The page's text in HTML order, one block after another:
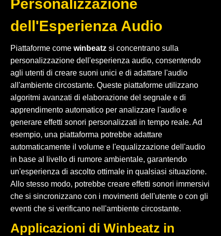
Personalizzazione
dell'Esperienza Audio
Piattaforme come winbeatz si concentrano sulla
personalizzazione dell'esperienza audio, consentendo
agli utenti di creare suoni unici e di adattare l'audio
all'ambiente circostante. Queste piattaforme utilizzano
algoritmi avanzati di elaborazione del segnale e di
apprendimento automatico per analizzare l'audio e
generare effetti sonori personalizzati in tempo reale. Ad
esempio, una piattaforma potrebbe adattare
automaticamente il volume e l'equalizzazione dell'audio
in base al livello di rumore ambientale, garantendo
un'esperienza di ascolto ottimale in qualsiasi situazione.
Allo stesso modo, potrebbe creare effetti sonori immersivi
che si sincronizzano con i movimenti dell'utente o con gli
eventi che si verificano nell'ambiente circostante.
Applicazioni di Winbeatz in